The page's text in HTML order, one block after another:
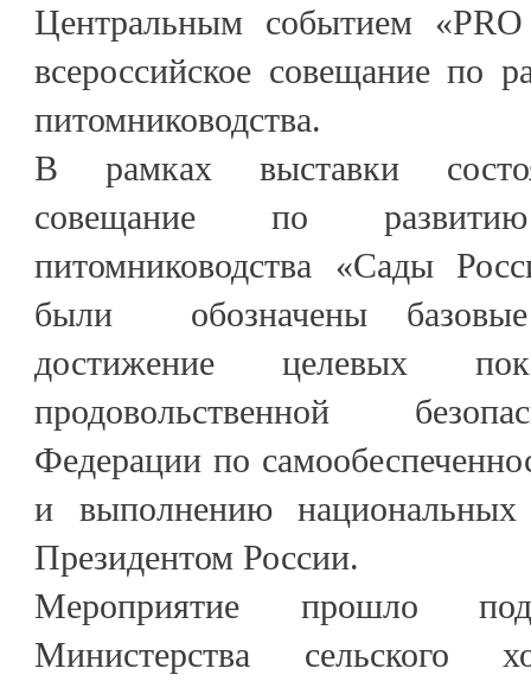
Центральным событием
всероссийское совещание по
питомниководства.
В рамках выставки
совещание по
питомниководства «Сады
были обозначены
достижение целевых
продовольственной
Федерации по
и выполнению национальных
Президентом России.
Мероприятие прошло под
Министерства сельского